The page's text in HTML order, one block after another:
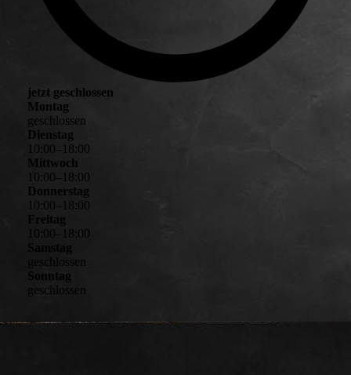
jetzt geschlossen
Montag
geschlossen
Dienstag
10:00 18:00
Mittwoch
10:00 18:00
Donnerstag
10:00 18 00
Freitag
00 18 00
Samstag
geschlossen
Sonntag
geschlossen